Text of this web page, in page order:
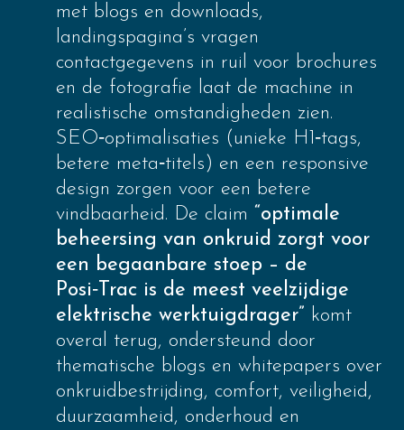
met blogs en downloads,
landingspagina’s vragen
contactgegevens in ruil voor brochures
en de fotografie laat de machine in
realistische omstandigheden zien.
SEO‑optimalisaties (unieke H1‑tags,
betere meta‑titels) en een responsive
design zorgen voor een betere
vindbaarheid. De claim “optimale
beheersing van onkruid zorgt voor
een begaanbare stoep – de
Posi‑Trac is de meest veelzijdige
elektrische werktuigdrager” komt
overal terug, ondersteund door
thematische blogs en whitepapers over
onkruidbestrijding, comfort, veiligheid,
duurzaamheid, onderhoud en